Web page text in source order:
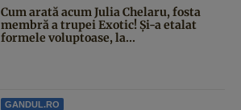
Cum arată acum Julia Chelaru, fosta
membră a trupei Exotic! Și-a etalat
formele voluptoase, la...
GANDUL.RO